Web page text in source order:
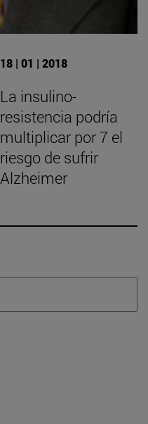
18 | 01 | 2018
La insulino-
resistencia podría
multiplicar por 7 el
riesgo de sufrir
Alzheimer